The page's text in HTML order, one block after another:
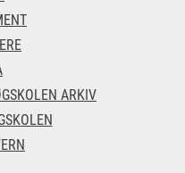
ARKIV